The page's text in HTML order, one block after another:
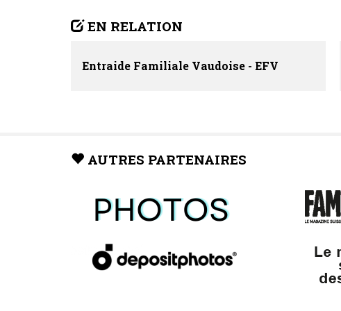
EN RELATION
Entraide Familiale Vaudoise - EFV
AUTRES PARTENAIRES